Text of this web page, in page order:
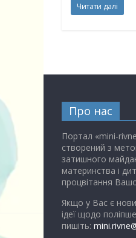
Читати далі
Про нас
Портал «mini-
створений з
затишного
материнства і
процвітання
Якщо у Вас є
ідеї щодо
пишіть: